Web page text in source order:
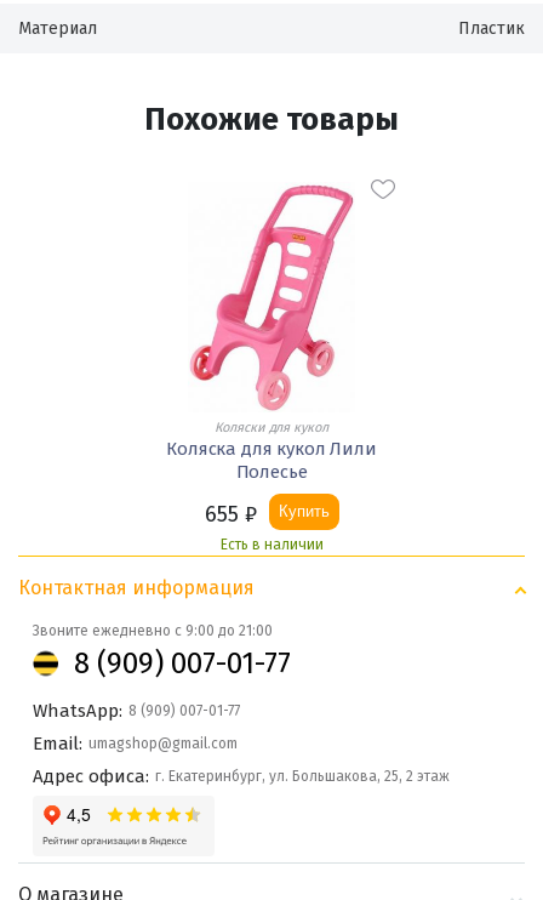
Материал Пластик
Похожие товары
Коляски для кукол
Коляска для кукол Лили
Полесье
655 ₽ Купить
Есть в наличии
Контактная информация
Звоните ежедневно с 9:00 до 21:00
8 (909) 007-01-77
WhatsApp: 8 (909) 007-01-77
Email: umagshop@gmail.com
Адрес офиса: г. Екатеринбург, ул. Большакова, 25, 2 этаж
О магазине